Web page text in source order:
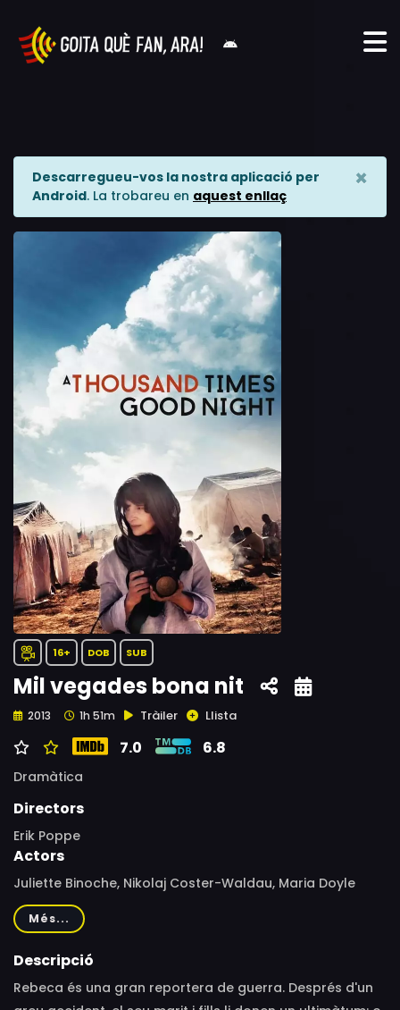
Descarregueu-vos la nostra aplicació per
Android. La trobareu en aquest enllaç
×
16+ DOB SUB
Mil vegades bona nit
2013 1h 51m Tràiler Llista
7.0 6.8
Dramàtica
Directors
Erik Poppe
Actors
Juliette Binoche, Nikolaj Coster-Waldau, Maria Doyle
Kennedy, Lauryn Canny, Adrianna Cramer Curtis, Larry
Mullen Jr., Mads Ousdal, Chloë Annett, Bush Moukarzel,
Eve Macklin, Des Nealon, Jonathan Byrne, Najat Azgar,
Nimhurchu, Peter Sexton, Anna Leah Thorseth Poppe,
Més...
Descripció
Rebeca és una gran reportera de guerra. Després d'un